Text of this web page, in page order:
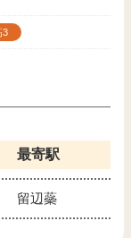
3
最寄駅
留辺蘂